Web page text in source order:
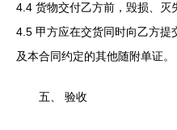
4.4 货物交付乙方前，毁损、灭
4.5 甲方应在交货同时向乙方提
及本合同约定的其他随附单证。
五、 验收